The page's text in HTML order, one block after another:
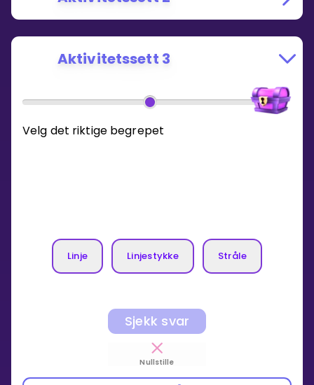
Aktivitetssett 3
Velg det riktige begrepet
Linje Linjestykke Stråle
Sjekk svar
Nullstille